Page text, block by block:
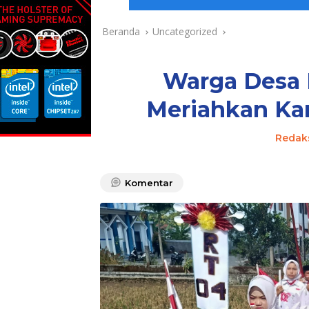
Beranda Uncategorized
Warga
Meriahkan
Komentar